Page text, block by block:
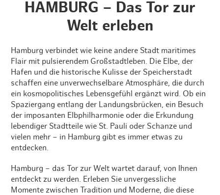
HAMBURG – Das Tor zur
Welt erleben
Hamburg verbindet wie keine andere Stadt maritimes
Flair mit pulsierendem Großstadtleben. Die Elbe, der
Hafen und die historische Kulisse der Speicherstadt
schaffen eine unverwechselbare Atmosphäre, die durch
ein kosmopolitisches Lebensgefühl ergänzt wird. Ob ein
Spaziergang entlang der Landungsbrücken, ein Besuch
der imposanten Elbphilharmonie oder die Erkundung
lebendiger Stadtteile wie St. Pauli oder Schanze und
vielen mehr – in Hamburg gibt es immer etwas zu
entdecken.
Hamburg – das Tor zur Welt wartet darauf, von Ihnen
entdeckt zu werden. Erleben Sie unvergessliche
Momente zwischen Tradition und Moderne, die diese